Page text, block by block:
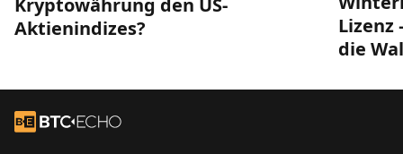
Aktienindizes?
Lizenz
die
Zur Startseite